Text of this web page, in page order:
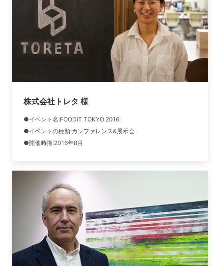
株式会社トレタ 様
●イベント名:FOODiT TOKYO 2016
●イベントの種類:カンファレンス&展示会
●開催時期:2016年8月